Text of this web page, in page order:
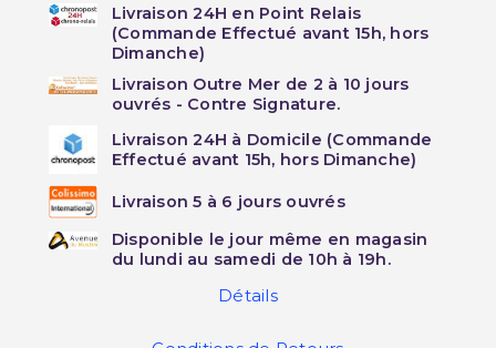
Livraison 24H en Point Relais
(Commande Effectué avant 15h, hors
Dimanche)
Livraison Outre Mer de 2 à 10 jours
ouvrés - Contre Signature.
Livraison 24H à Domicile (Commande
Effectué avant 15h, hors Dimanche)
Livraison 5 à 6 jours ouvrés
Disponible le jour même en magasin
du lundi au samedi de 10h à 19h.
Détails